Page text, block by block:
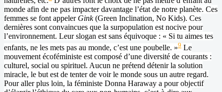
monde afin de ne pas impacter davantage l’état de notre planète. Ces
femmes se font appeler Gink(Green Inclination, No Kids). Ces
dernières sont convaincues que la surpopulation est nocive pour
l’environnement. Leur slogan est sans équivoque : « Si tu aimes tes
enfants, ne les mets pas au monde, c’est une poubelle. »9 Le
mouvement écoféministe est composé d’une diversité de courants :
culturel, social ou spirituel. Aucun ne prétend détenir la solution
miracle, le but est de tenter de voir le monde sous un autre regard.
Pour aller plus loin, la féministe Donna Haraway a pour objectif